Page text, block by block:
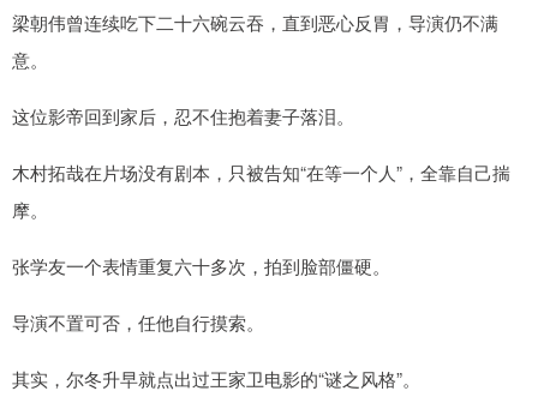
梁朝伟曾连续吃下二十六碗云吞，直到恶心反胃，导演仍不满
意。
这位影帝回到家后，忍不住抱着妻子落泪。
木村拓哉在片场没有剧本，只被告知“在等一个人”，全靠自己揣
摩。
张学友一个表情重复六十多次，拍到脸部僵硬。
导演不置可否，任他自行摸索。
其实，尔冬升早就点出过王家卫电影的“谜之风格”。